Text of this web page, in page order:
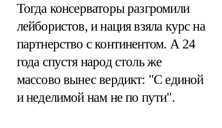
Тогда консерваторы разгромили
лейбористов, и нация взяла курс на
партнерство с континентом. А 24
года спустя народ столь же
массово вынес вердикт: "С единой
и неделимой нам не по пути".